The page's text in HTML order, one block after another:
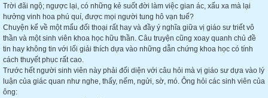
Trời đãi ngộ; ngược lại, có những kẻ suốt đời làm việc gian ác, xấu xa mà lại
hưởng vinh hoa phú quí, được mọi người tung hô vạn tuế?
Chuyện kể về một mẩu đối thoại rất hay và đầy ý nghĩa giữa vị giáo sư triết vô
thần và một sinh viên khoa học hữu thần. Câu truyện cũng xoay quanh chủ đề
tin hay không tin với lối giải thích dựa vào những dẫn chứng khoa học có tính
cách thuyết phục rất cao.
Trước hết người sinh viên này phải đối diện với câu hỏi mà vị giáo sư dựa vào lý
luận của giác quan như nghe, thấy, nếm, ngửi, sờ, mó. Ông hỏi các sinh viên của
ông: